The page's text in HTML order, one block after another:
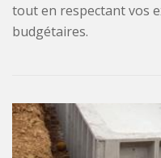
tout en respectant vos
budgétaires.